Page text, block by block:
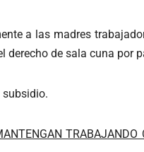
a las madres
de sala cuna por
subsidio.
TRABAJANDO